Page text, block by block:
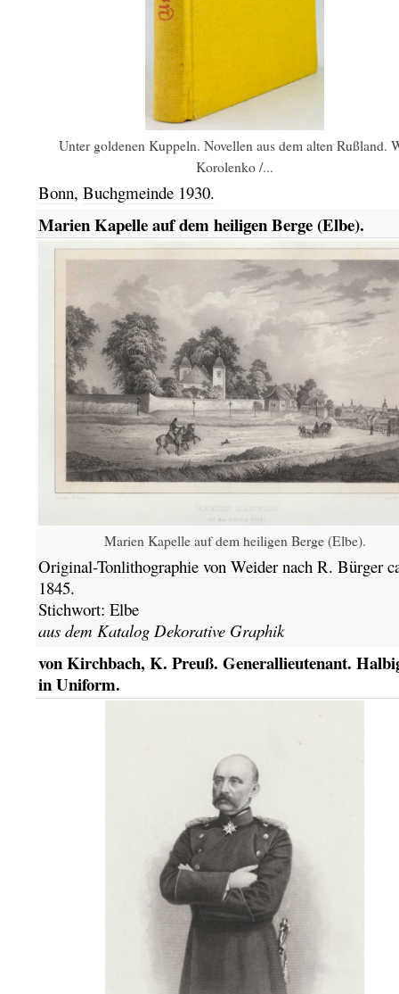
Unter goldenen Kuppeln. Novellen aus dem alten Rußland.
Korolenko /...
Bonn, Buchgmeinde 1930.
Marien Kapelle auf dem heiligen Berge (Elbe).
Marien Kapelle auf dem heiligen Berge (Elbe).
Original-Tonlithographie von Weider nach R. Bürger
1845.
Stichwort: Elbe
aus dem Katalog Dekorative Graphik
von Kirchbach, K. Preuß. Generallieutenant.
in Uniform.